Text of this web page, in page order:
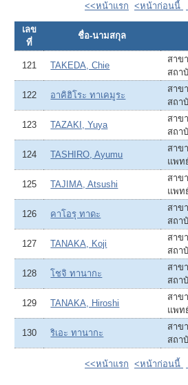
<<หน้าแรก <หน้าก่อนนี้
เลข
ที่
ชื่อ-นามสกุล
121 TAKEDA, Chie
สาข
สถา
122 อาคิฮิโระ ทาเคมูระ
สาข
สถา
123 TAZAKI, Yuya
สาข
สถา
124 TASHIRO, Ayumu
สาข
แพท
125 TAJIMA, Atsushi
สาข
แพท
126 คาโอรุ ทาดะ
สาข
สถา
127 TANAKA, Koji
สาข
สถา
128 โชจิ ทานากะ
สาข
สถา
129 TANAKA, Hiroshi
สาข
แพท
130 ริเอะ ทานากะ
สาข
สถา
<<หน้าแรก <หน้าก่อนนี้